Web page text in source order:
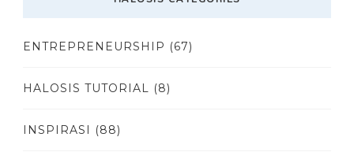
ENTREPRENEURSHIP (67)
HALOSIS TUTORIAL (8)
INSPIRASI (88)